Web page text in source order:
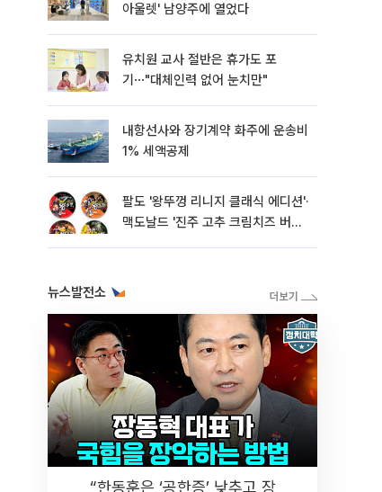
아울렛' 남양주에 열었다
유치원 교사 절반은 휴가도 포
기⋯"대체인력 없어 눈치만"
내항선사와 장기계약 화주에 운송비
1% 세액공제
팔도 '왕뚜껑 리니지 클래식 에디션'·
맥도날드 '진주 고추 크림치즈 버거'
뉴스발전소
“한동훈은 ‘공한증’ 낮추고 장